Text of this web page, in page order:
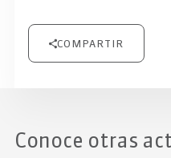
COMPARTIR
Conoce otras